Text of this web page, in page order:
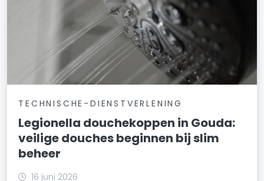
TECHNISCHE-DIENSTVERLENING
Legionella douchekoppen in Gouda:
veilige douches beginnen bij slim
beheer
16 juni 2026